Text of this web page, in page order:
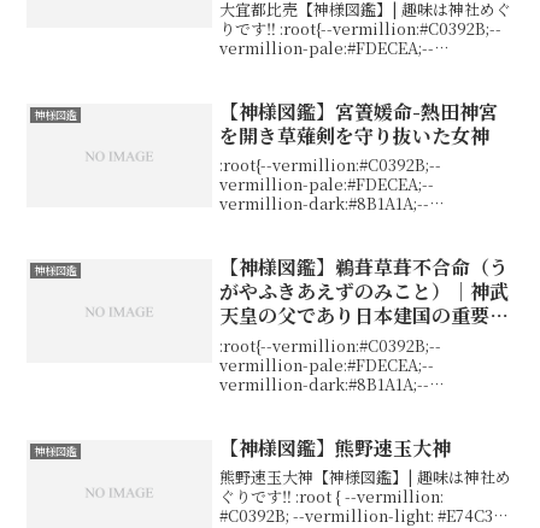
大宜都比売【神様図鑑】| 趣味は神社めぐ
りです‼ :root{--vermillion:#C0392B;--
vermillion-pale:#FDECEA;--
神様図鑑
【神様図鑑】宮簀媛命-熱田神宮
を開き草薙剣を守り抜いた女神
:root{--vermillion:#C0392B;--
vermillion-pale:#FDECEA;--
vermillion-dark:#8B1A1A;--
神様図鑑
【神様図鑑】鵜葺草葺不合命（う
がやふきあえずのみこと）｜神武
天皇の父であり日本建国の重要な
神
:root{--vermillion:#C0392B;--
vermillion-pale:#FDECEA;--
vermillion-dark:#8B1A1A;--
神様図鑑 【神様図鑑】熊野速玉大神
熊野速玉大神【神様図鑑】| 趣味は神社め
ぐりです‼ :root { --vermillion:
#C0392B; --vermillion-light: #E74C3C;